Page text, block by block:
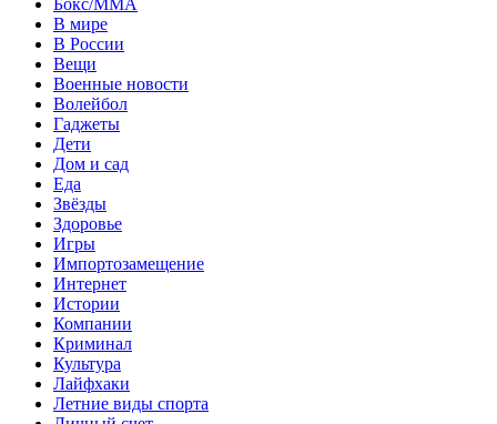
В мире
В России
Вещи
Военные новости
Волейбол
Гаджеты
Дети
Дом и сад
Еда
Звёзды
Здоровье
Игры
Импортозамещение
Интернет
Истории
Компании
Криминал
Культура
Лайфхаки
Летние виды спорта